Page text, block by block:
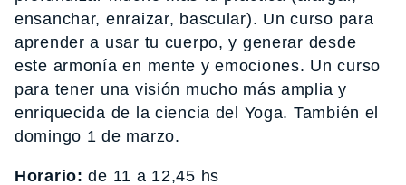
ensanchar, enraizar, bascular). Un curso para
aprender a usar tu cuerpo, y generar desde
este armonía en mente y emociones. Un curso
para tener una visión mucho más amplia y
enriquecida de la ciencia del Yoga. También el
domingo 1 de marzo.
Horario:de 11 a 12,45 hs